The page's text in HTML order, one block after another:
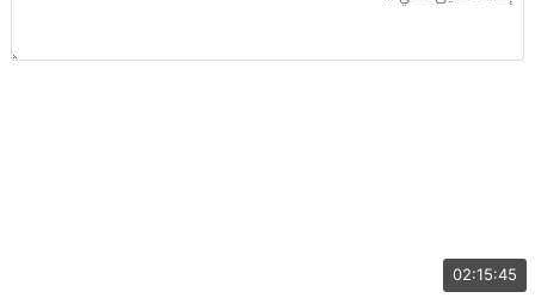
02:15:45